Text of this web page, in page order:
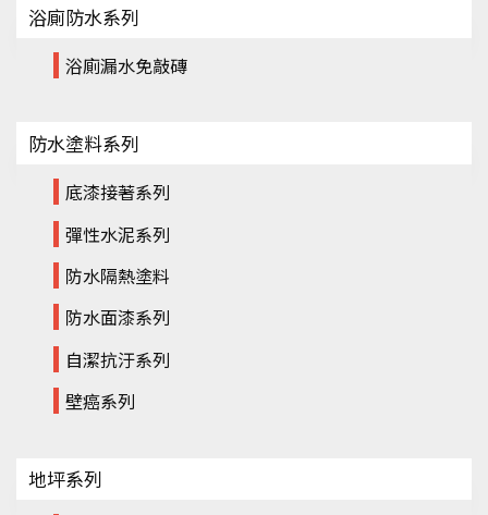
浴廁防水系列
浴廁漏水免敲磚
防水塗料系列
底漆接著系列
彈性水泥系列
防水隔熱塗料
防水面漆系列
自潔抗汙系列
壁癌系列
地坪系列